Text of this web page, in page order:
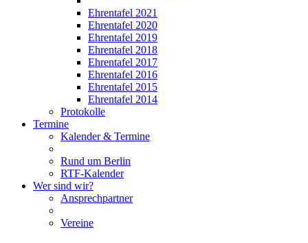
Ehrentafel 2021
Ehrentafel 2020
Ehrentafel 2019
Ehrentafel 2018
Ehrentafel 2017
Ehrentafel 2016
Ehrentafel 2015
Ehrentafel 2014
Protokolle
Termine
Kalender & Termine
Rund um Berlin
RTF-Kalender
Wer sind wir?
Ansprechpartner
Vereine